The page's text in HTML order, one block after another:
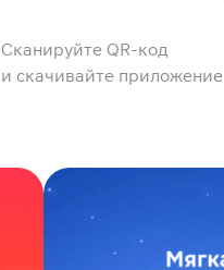
Сканируйте QR-код
и скачивайте приложение